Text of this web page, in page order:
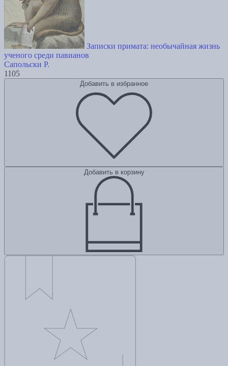
Записки примата: необычайная жизнь
ученого среди павианов
Сапольски Р.
1105
Добавить в избранное
Добавить в корзину